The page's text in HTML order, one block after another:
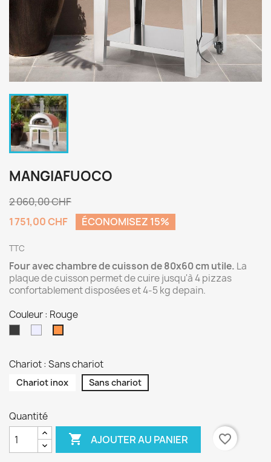
MANGIAFUOCO
2 060,00 CHF
1 751,00 CHF
ÉCONOMISEZ 15%
TTC
Four avec chambre de cuisson de 80x60 cm utile. La
plaque de cuisson permet de cuire jusqu'à 4 pizzas
confortablement disposées et 4-5 kg depain.
Couleur : Rouge
Chariot : Sans chariot
Chariot inox Sans chariot
Quantité
 AJOUTER AU PANIER favorite_border